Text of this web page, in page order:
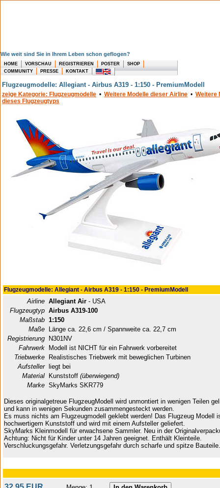
Wie weit sind Sie in Ihrem Leben schon geflogen?
HOME VORSCHAU REGISTRIEREN POSTER
SHOP
COMMUNITY
PRESSE KONTAKT
Flugzeugmodelle: Allegiant - Airbus A319 - 1:150 - PremiumModell
zeige Kategorie: Flugzeugmodelle • Weitere Modelle dieser Airline • Weitere
dieses Flugzeugtyps
Flugzeugmodelle: Allegiant - Airbus A319 - 1:150 - PremiumModell
Airline Allegiant Air - USA
Flugzeugtyp Airbus A319-100
Maßstab 1:150
Maße
Länge ca. 22,6 cm / Spannweite ca. 22,7 cm
Registrierung
N301NV
Fahrwerk
Modell ist NICHT für ein Fahrwerk vorbereitet
Triebwerke
Realistisches Triebwerk mit beweglichen Turbinen
Aufsteller
liegt bei
Material
Kunststoff (überwiegend)
Marke SkyMarks SKR779
Dieses originalgetreue FlugzeugModell wird unmontiert in wenigen Teilen
und kann in wenigen Sekunden zusammengesteckt werden.
Es muss nichts am Flugzeugmodell geklebt werden! Das Flugzeug Modell
hochwertigem Kunststoff und wird mit einem Aufsteller geliefert.
SkyMarks Kleinmodell für erwachsene Sammler. Neu in der
Achtung: Nicht für Kinder unter 14 Jahren geeignet. Enthält Kleinteile.
Verschluckungsgefahr. Verletzungsgefahr durch scharfe und spitze Bauteile.